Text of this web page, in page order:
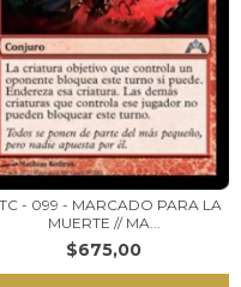
- 099 - MARCADO PARA LA
MUERTE // MA...
$675,00